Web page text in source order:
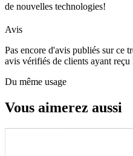
de nouvelles technologies!
Avis
Pas encore d'avis publiés sur ce
avis vérifiés de clients ayant reçu
Du même usage
Vous aimerez aussi